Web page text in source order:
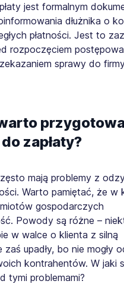
jest formalnym
dłużnika o
płatności. Jest to
rozpoczęciem
sprawy do
zapłaty?
mają problemy z
Warto pamiętać, że w
gospodarczych
Powody są różne –
w walce o klienta z silną
zaś upadły, bo nie mogły
kontrahentów. W jaki
tymi problemami?